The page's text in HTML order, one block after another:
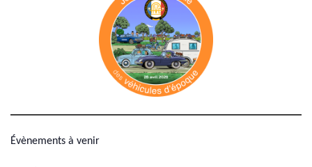
Évènements à venir